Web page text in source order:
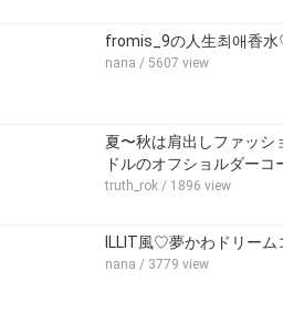
fromis_9の人生최애香
nana / 5607 view
夏〜秋は肩出しファッシ
ドルのオフショルダー
truth_rok / 1896 view
ILLIT風♡夢かわドリー
nana / 3779 view